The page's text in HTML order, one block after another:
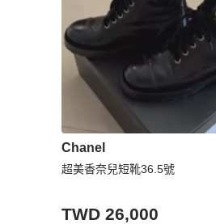
Chanel
超美香奈兒短靴36.5號
TWD 26,000